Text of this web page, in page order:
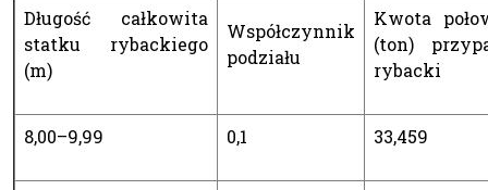
Długość całkowita
statku rybackiego
(m)
Współczynnik
podziału
Kwota
(ton)
rybacki
8,00–9,99 0,1 33,459